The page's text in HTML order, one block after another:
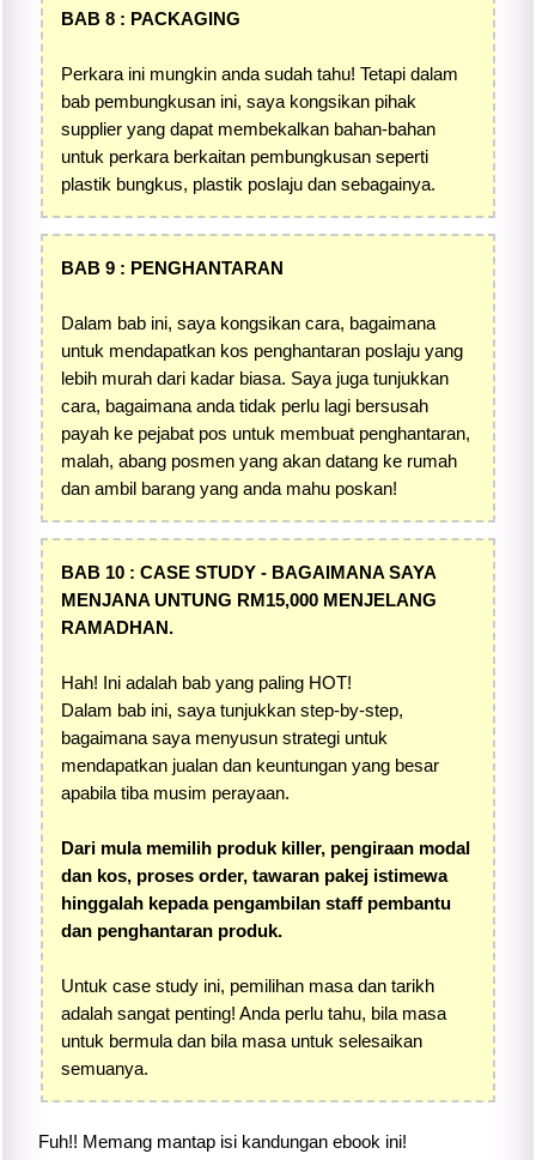
BAB 8 : PACKAGING
Perkara ini mungkin anda sudah tahu! Tetapi dalam
bab pembungkusan ini, saya kongsikan pihak
supplier yang dapat membekalkan bahan-bahan
untuk perkara berkaitan pembungkusan seperti
plastik bungkus, plastik poslaju dan sebagainya.
BAB 9 : PENGHANTARAN
Dalam bab ini, saya kongsikan cara, bagaimana
untuk mendapatkan kos penghantaran poslaju yang
lebih murah dari kadar biasa. Saya juga tunjukkan
cara, bagaimana anda tidak perlu lagi bersusah
payah ke pejabat pos untuk membuat penghantaran,
malah, abang posmen yang akan datang ke rumah
dan ambil barang yang anda mahu poskan!
BAB 10 : CASE STUDY - BAGAIMANA SAYA
MENJANA UNTUNG RM15,000 MENJELANG
RAMADHAN.
Hah! Ini adalah bab yang paling HOT!
Dalam bab ini, saya tunjukkan step-by-step,
bagaimana saya menyusun strategi untuk
mendapatkan jualan dan keuntungan yang besar
apabila tiba musim perayaan.
Dari mula memilih produk killer, pengiraan modal
dan kos, proses order, tawaran pakej istimewa
hinggalah kepada pengambilan staff pembantu
dan penghantaran produk.
Untuk case study ini, pemilihan masa dan tarikh
adalah sangat penting! Anda perlu tahu, bila masa
untuk bermula dan bila masa untuk selesaikan
semuanya.
Fuh!! Memang mantap isi kandungan ebook ini!